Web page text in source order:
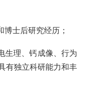
士后研究经历；
生理、钙成像、行为
有独立科研能力和丰